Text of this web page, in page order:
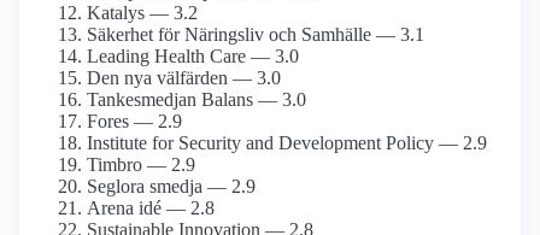
Katalys — 3.2
Säkerhet för Näringsliv och Samhälle — 3.1
Leading Health Care — 3.0
Den nya välfärden — 3.0
Tankesmedjan Balans — 3.0
Fores — 2.9
Institute for Security and Development Policy — 2.9
Timbro — 2.9
Seglora smedja — 2.9
Arena idé — 2.8
Sustainable Innovation — 2.8